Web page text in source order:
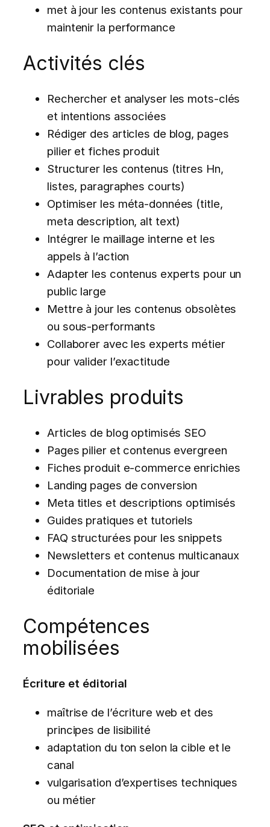
met à jour les contenus existants pour
maintenir la performance
Activités clés
Rechercher et analyser les mots-clés
et intentions associées
Rédiger des articles de blog, pages
pilier et fiches produit
Structurer les contenus (titres Hn,
listes, paragraphes courts)
Optimiser les méta-données (title,
meta description, alt text)
Intégrer le maillage interne et les
appels à l’action
Adapter les contenus experts pour un
public large
Mettre à jour les contenus obsolètes
ou sous-performants
Collaborer avec les experts métier
pour valider l’exactitude
Livrables produits
Articles de blog optimisés SEO
Pages pilier et contenus evergreen
Fiches produit e-commerce enrichies
Landing pages de conversion
Meta titles et descriptions optimisés
Guides pratiques et tutoriels
FAQ structurées pour les snippets
Newsletters et contenus multicanaux
Documentation de mise à jour
éditoriale
Compétences
mobilisées
Écriture et éditorial
maîtrise de l’écriture web et des
principes de lisibilité
adaptation du ton selon la cible et le
canal
vulgarisation d’expertises techniques
ou métier